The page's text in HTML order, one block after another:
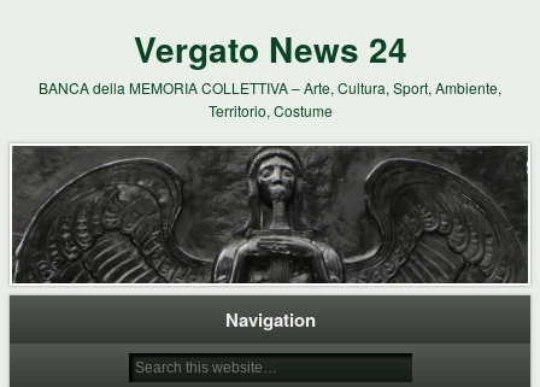
Vergato News 24
BANCA della MEMORIA COLLETTIVA – Arte, Cultura, Sport, Ambiente,
Territorio, Costume
Navigation